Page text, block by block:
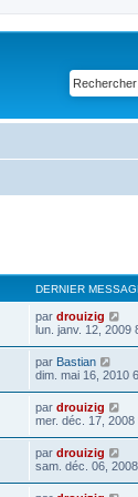
DERNIER
par drouizig
lun. janv. 12, 2009
par Bastian
dim. mai 16, 2010
par drouizig
mer. déc. 17, 2008
par drouizig
sam. déc. 06,